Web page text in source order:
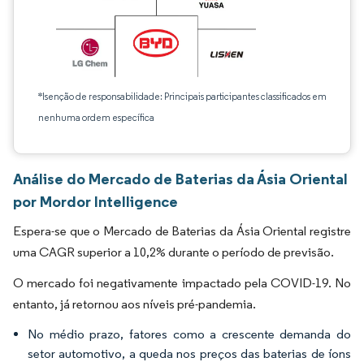
*Isenção de responsabilidade: Principais participantes classificados em
nenhuma ordem específica
Análise do Mercado de Baterias da Ásia Oriental
por Mordor Intelligence
Espera-se que o Mercado de Baterias da Ásia Oriental registre
uma CAGR superior a 10,2% durante o período de previsão.
O mercado foi negativamente impactado pela COVID-19. No
entanto, já retornou aos níveis pré-pandemia.
No médio prazo, fatores como a crescente demanda do
setor automotivo, a queda nos preços das baterias de íons